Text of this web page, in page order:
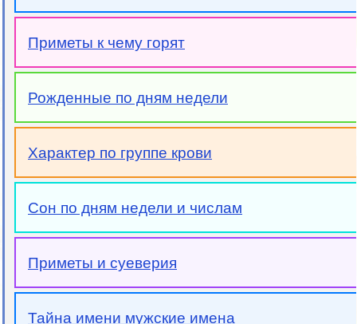
Приметы к чему горят
Рожденные по дням недели
Характер по группе крови
Сон по дням недели и числам
Приметы и суеверия
Тайна имени мужские имена